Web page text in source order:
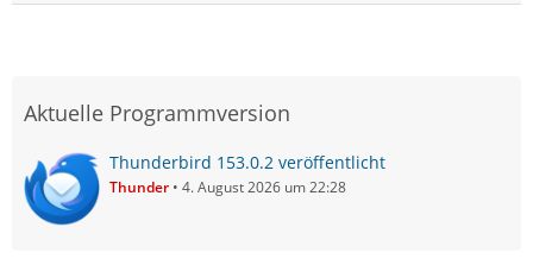
Aktuelle Programmversion
Thunderbird 153.0.2 veröffentlicht
Thunder 4. August 2026 um 22:28